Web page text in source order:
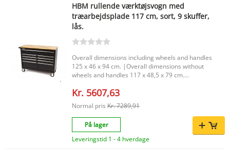
HBM rullende værktøjsvogn med
træarbejdsplade 117 cm, sort, 9 skuffer,
lås.
Overall dimensions including wheels and handles
125 x 46 x 94 cm. |Overall dimensions without
wheels and handles 117 x 48,5 x 79 cm.
|Thickness of the solid wood top 20 mm. |
Kr. 5607,63
Normal pris Kr. 7289,91
På lager
Leveringstid 1 - 4 hverdage